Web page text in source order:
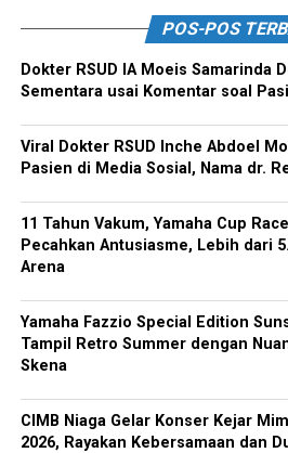
POS-POS
Dokter RSUD IA Moeis Samarinda
Sementara usai Komentar soal
Viral Dokter RSUD Inche Abdoel
Pasien di Media Sosial, Nama dr.
11 Tahun Vakum, Yamaha Cup
Pecahkan Antusiasme, Lebih dari
Arena
Yamaha Fazzio Special Edition
Tampil Retro Summer dengan
Skena
CIMB Niaga Gelar Konser Kejar
2026, Rayakan Kebersamaan dan